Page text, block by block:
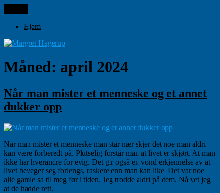
til
innhold
Margret Hagerup
Hjem
Måned: april 2024
Når man mister et menneske og et annet
dukker opp
Når man mister et menneske man står nær skjer det noe man aldri
kan være forberedt på. Plutselig forstår man at livet er skjørt. At man
ikke har hverandre for evig. Det gir også en vond erkjennelse av at
livet beveger seg forlengs, raskere enn man kan like. Det var noe
alle gamle sa til meg før i tiden. Jeg trodde aldri på dem. Nå vet jeg
at de hadde rett.